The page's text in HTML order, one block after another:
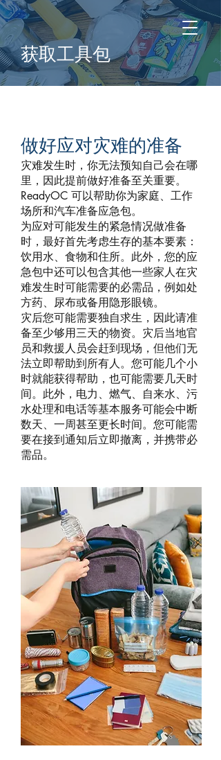
获取工具包
做好应对灾难的准备
灾难发生时，你无法预知自己会在哪
里，因此提前做好准备至关重要。
ReadyOC 可以帮助你为家庭、工作
场所和汽车准备应急包。
为应对可能发生的紧急情况做准备
时，最好首先考虑生存的基本要素：
饮用水、食物和住所。此外，您的应
急包中还可以包含其他一些家人在灾
难发生时可能需要的必需品，例如处
方药、尿布或备用隐形眼镜。
灾后您可能需要独自求生，因此请准
备至少够用三天的物资。灾后当地官
员和救援人员会赶到现场，但他们无
法立即帮助到所有人。您可能几个小
时就能获得帮助，也可能需要几天时
间。此外，电力、燃气、自来水、污
水处理和电话等基本服务可能会中断
数天、一周甚至更长时间。您可能需
要在接到通知后立即撤离，并携带必
需品。